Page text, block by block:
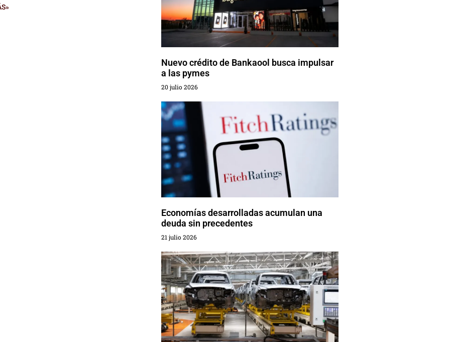
Nuevo crédito de Bankaool busca impulsar
a las pymes
20 julio 2026
Economías desarrolladas acumulan una
deuda sin precedentes
21 julio 2026